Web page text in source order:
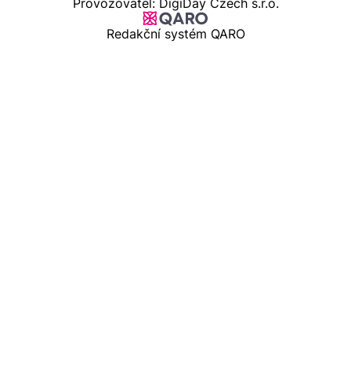
Provozovatel: DigiDay Czech s.r.o.
Redakční systém QARO